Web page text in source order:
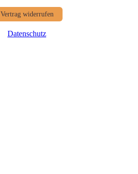
Vertrag widerrufen
Datenschutz